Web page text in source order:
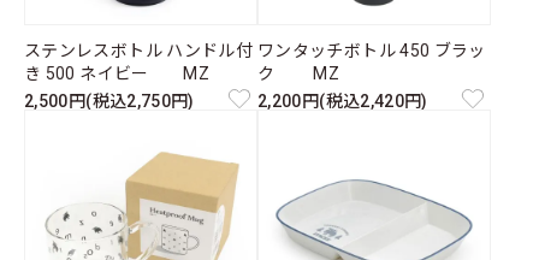
ステンレスボトル ハンドル付
き 500 ネイビー MZ
2,500円(税込2,750円)
ワンタッチボトル 450 ブラッ
ク MZ
2,200円(税込2,420円)